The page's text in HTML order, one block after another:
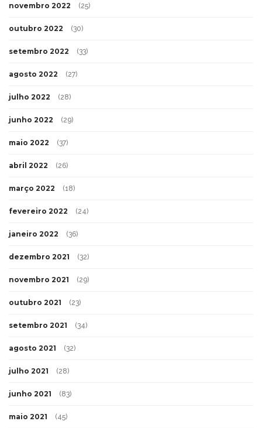
novembro 2022 (25)
outubro 2022 (30)
setembro 2022 (33)
agosto 2022 (27)
julho 2022 (28)
junho 2022 (29)
maio 2022 (37)
abril 2022 (26)
março 2022 (18)
fevereiro 2022 (24)
janeiro 2022 (36)
dezembro 2021 (32)
novembro 2021 (29)
outubro 2021 (23)
setembro 2021 (34)
agosto 2021 (32)
julho 2021 (28)
junho 2021 (83)
maio 2021 (45)